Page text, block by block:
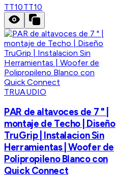
TT10TT10
TRUAUDIO
PAR de altavoces de 7 " |
montaje de Techo | Diseño
TruGrip | Instalacion Sin
Herramientas | Woofer de
Polipropileno Blanco con
Quick Connect